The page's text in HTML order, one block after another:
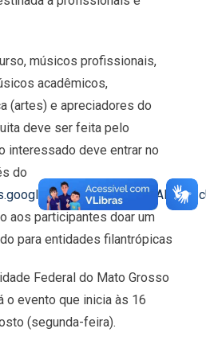
músicos profissionais,
acadêmicos,
(artes) e apreciadores do
deve ser feita pelo
interessado deve entrar no
do
forms/d/e/
aos participantes doar um
para entidades filantrópicas
Federal do Mato Grosso
o evento que inicia às 16
(segunda-feira).